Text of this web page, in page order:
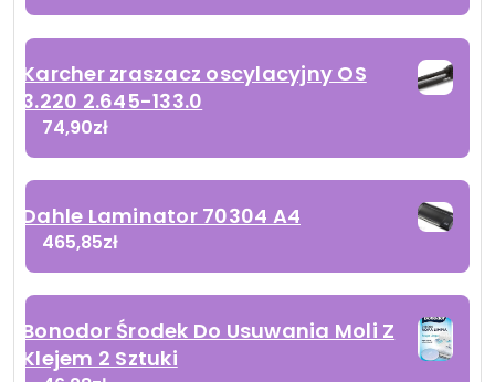
Karcher zraszacz oscylacyjny OS
3.220 2.645-133.0
74,90zł
Dahle Laminator 70304 A4
465,85zł
Bonodor Środek Do Usuwania Moli Z
Klejem 2 Sztuki